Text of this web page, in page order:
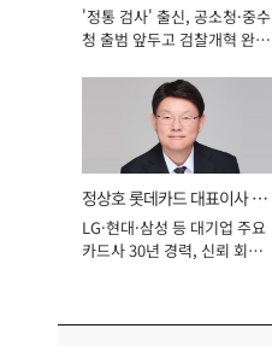
서관
'정통 검사' 출신, 공소청·중수
청 출범 앞두고 검찰개혁 완수
정상호 롯데카드 대표이사 사
장
LG·현대·삼성 등 대기업 주요
카드사 30년 경력, 신뢰 회복